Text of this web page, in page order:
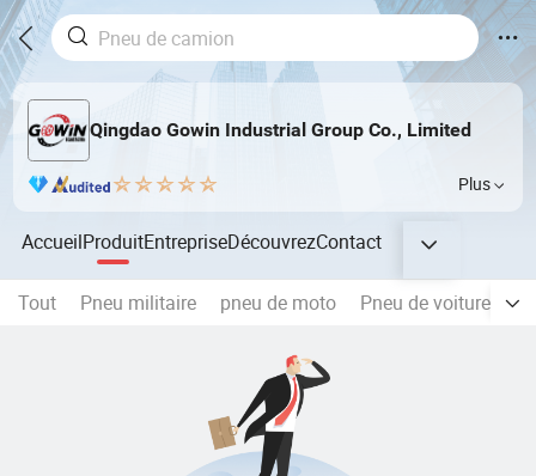
Qingdao Gowin Industrial Group Co., Limited
Plus
AccueilProduitEntrepriseDécouvrezContact
Tout Pneu militaire pneu de moto Pneu de voiture de